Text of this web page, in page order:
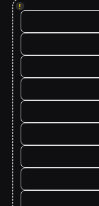
!